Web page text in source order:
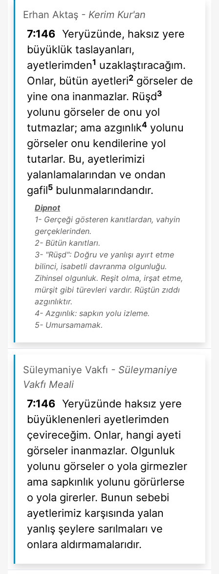
Erhan Aktaş - Kerim Kur'an
7:146 Yeryüzünde, haksız yere
büyüklük taslayanları,
ayetlerimden1 uzaklaştıracağım.
Onlar, bütün ayetleri2 görseler de
yine ona inanmazlar. Rüşd3
yolunu görseler de onu yol
tutmazlar; ama azgınlık4 yolunu
görseler onu kendilerine yol
tutarlar. Bu, ayetlerimizi
yalanlamalarından ve ondan
gafil5 bulunmalarındandır.
Dipnot
1- Gerçeği gösteren kanıtlardan, vahyin
gerçeklerinden.
2- Bütün kanıtları.
3- "Rüşd": Doğru ve yanlışı ayırt etme
bilinci, isabetli davranma olgunluğu.
Zihinsel olgunluk. Reşit olma, irşat etme,
mürşit gibi türevleri vardır. Rüştün zıddı
azgınlıktır.
4- Azgınlık: sapkın yolu izleme.
5- Umursamamak.
Süleymaniye Vakfı - Süleymaniye
Vakfı Meali
7:146 Yeryüzünde haksız yere
büyüklenenleri ayetlerimden
çevireceğim. Onlar, hangi ayeti
görseler inanmazlar. Olgunluk
yolunu görseler o yola girmezler
ama sapkınlık yolunu görürlerse
o yola girerler. Bunun sebebi
ayetlerimiz karşısında yalan
yanlış şeylere sarılmaları ve
onlara aldırmamalarıdır.